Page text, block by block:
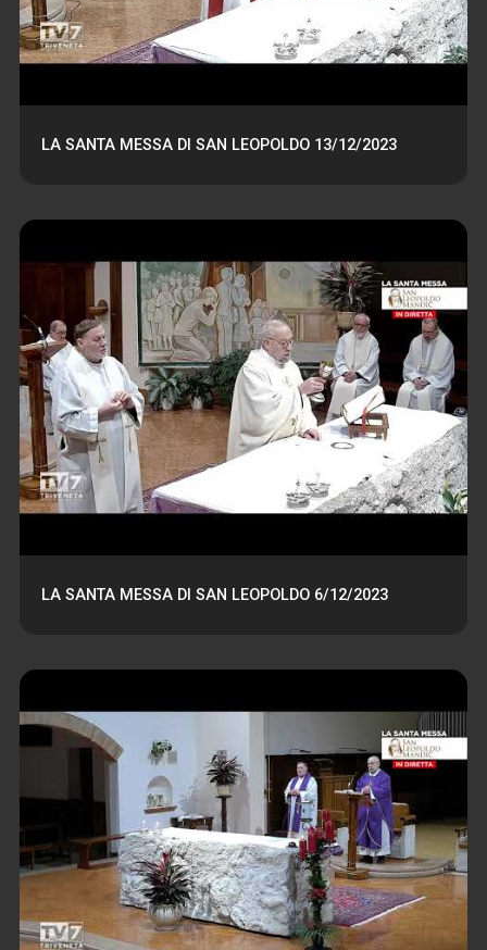
LA SANTA MESSA DI SAN LEOPOLDO 13/12/2023
LA SANTA MESSA DI SAN LEOPOLDO 6/12/2023